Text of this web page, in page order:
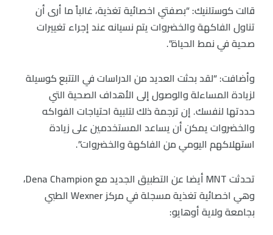
قالت كوستلنيك: “بصفتي اخصائية تغذية، غالباً ما أرى أن
تناول الفاكهة والخضروات يتم نسيانه عند إجراء تغييرات
صحية في نمط الحياة”.
وأضافت: “لقد بحثت العديد من الدراسات في التتبع كوسيلة
لزيادة المساءلة والوصول إلى الأهداف الصحية التي
حددتها لنفسك. إن ترجمة ذلك لتلبية احتياجات الفواكه
والخضروات يمكن أن يساعد المستخدمين على زيادة
استهلاكهم اليومي من الفاكهة والخضروات”.
تحدثت MNT أيضا عن التطبيق الجديد مع Dena Champion،
وهي اخصائية تغذية مسجلة في مركز Wexner الطبي
بجامعة ولاية أوهايو: